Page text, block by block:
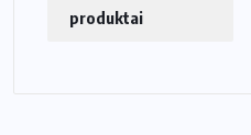
produktai